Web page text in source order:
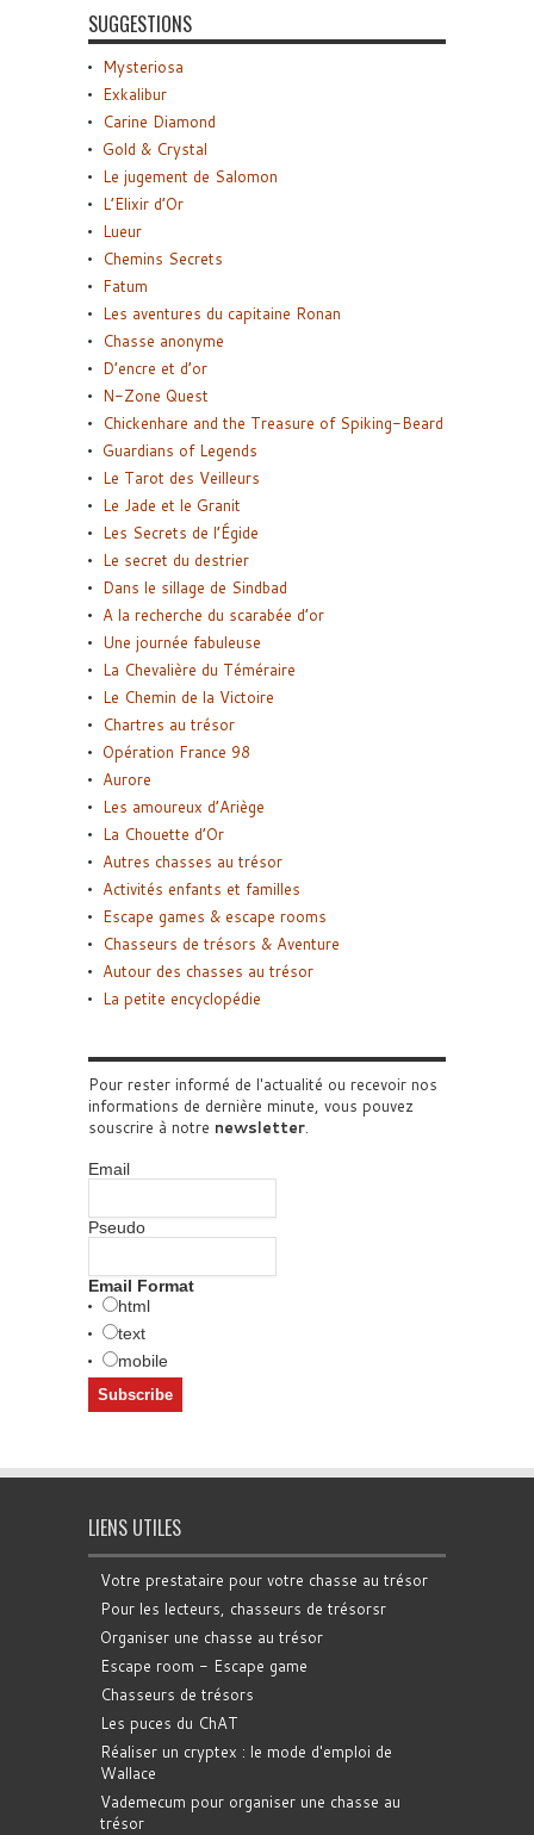
SUGGESTIONS
Mysteriosa
Exkalibur
Carine Diamond
Gold & Crystal
Le jugement de Salomon
L’Elixir d’Or
Lueur
Chemins Secrets
Fatum
Les aventures du capitaine Ronan
Chasse anonyme
D’encre et d’or
N-Zone Quest
Chickenhare and the Treasure of Spiking-Beard
Guardians of Legends
Le Tarot des Veilleurs
Le Jade et le Granit
Les Secrets de l’Égide
Le secret du destrier
Dans le sillage de Sindbad
A la recherche du scarabée d’or
Une journée fabuleuse
La Chevalière du Téméraire
Le Chemin de la Victoire
Chartres au trésor
Opération France 98
Aurore
Les amoureux d’Ariège
La Chouette d’Or
Autres chasses au trésor
Activités enfants et familles
Escape games & escape rooms
Chasseurs de trésors & Aventure
Autour des chasses au trésor
La petite encyclopédie
Pour rester informé de l'actualité ou recevoir nos
informations de dernière minute, vous pouvez
souscrire à notre newsletter.
Email
Pseudo
Email Format
html
text
mobile
LIENS UTILES
Votre prestataire pour votre chasse au trésor
Pour les lecteurs, chasseurs de trésorsr
Organiser une chasse au trésor
Escape room - Escape game
Chasseurs de trésors
Les puces du ChAT
Réaliser un cryptex : le mode d'emploi de
Wallace
Vademecum pour organiser une chasse au
trésor